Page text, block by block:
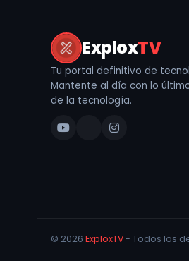
ExploxTV
Tu portal definitivo de
Mantente al día con lo
de la tecnología.
© 2026 ExploxTV- Todos los